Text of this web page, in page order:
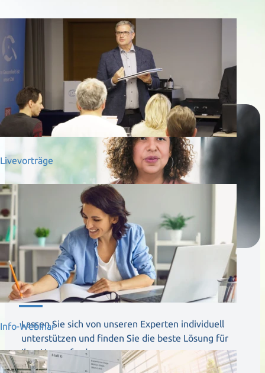
Livevorträge
Info-Webinar
Profitieren Sie von einer
kostenfreien Beratung
01
Profitieren Sie von einer
kostenfreien Beratung
Lassen Sie sich von unseren Experten individuell
unterstützen und finden Sie die beste Lösung für
Ihre Herausforderungen.